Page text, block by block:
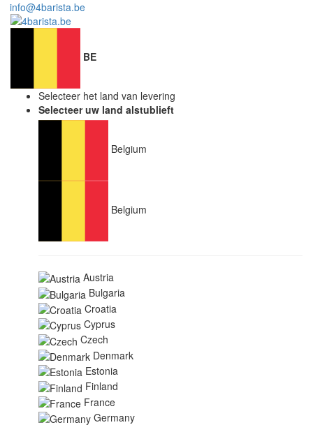
info@4barista.be
BE
Selecteer het land van levering
Selecteer uw land alstublieft
Belgium
Belgium
Austria
Bulgaria
Croatia
Cyprus
Czech
Denmark
Estonia
Finland
France
Germany